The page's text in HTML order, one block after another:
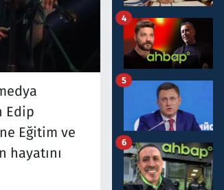
Edip
Eğitim ve
hayatını
4
5
6